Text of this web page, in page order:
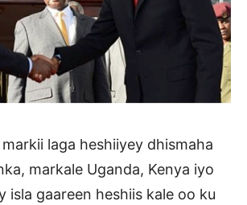
laga heshiiyey dhismaha
markale Uganda, Kenya iyo
isla gaareen heshiis kale oo ku